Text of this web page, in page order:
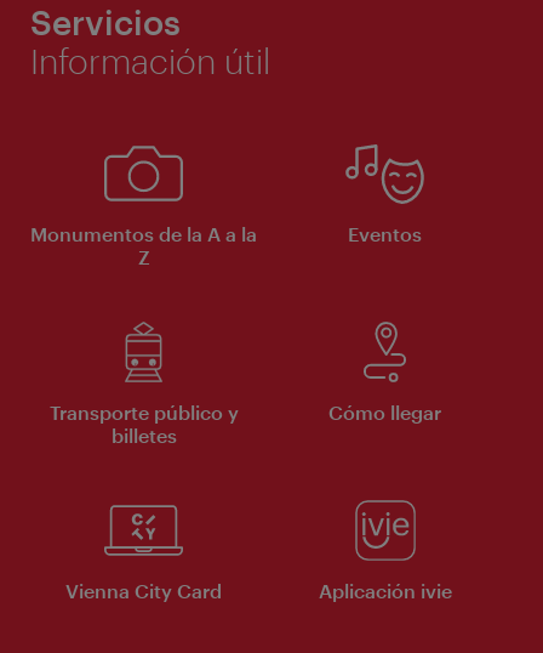
Servicios
Información útil
Monumentos de la A a la
Z
Eventos
Transporte público y
billetes
Cómo llegar
Vienna City Card Aplicación ivie